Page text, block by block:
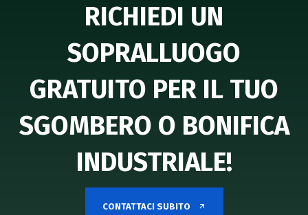
RICHIEDI UN
SOPRALLUOGO
GRATUITO PER IL TUO
SGOMBERO O BONIFICA
INDUSTRIALE!
CONTATTACI SUBITO